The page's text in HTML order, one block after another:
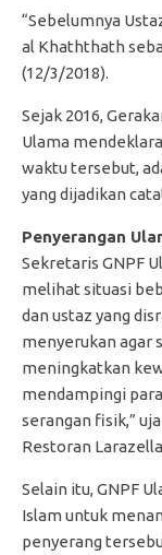
“Sebelumnya
al Khaththath
(12/3/2018).
Sejak 2016,
Ulama
waktu tersebut,
yang dijadikan
Penyerangan
Sekretaris GNPF
melihat situasi
dan ustaz yang
menyerukan agar
meningkatkan
mendampingi
serangan fisik,”
Restoran
Selain itu, GNPF
Islam untuk
penyerang